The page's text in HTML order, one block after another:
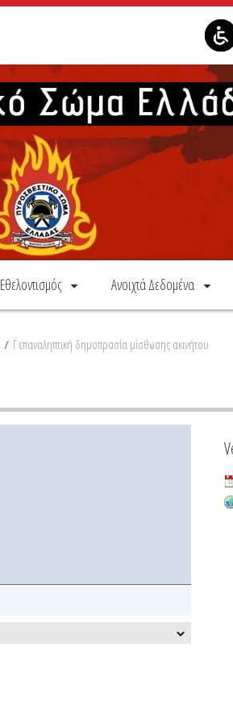
Εθελοντισμός Ανοιχτά Δεδομένα
/ Γ επαναληπτική δημοπρασία μίσθωσης ακινήτου